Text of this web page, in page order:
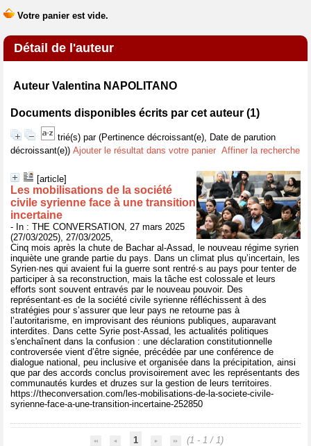
Détail de l'auteur
Auteur Valentina NAPOLITANO
Documents disponibles écrits par cet auteur (1)
trié(s) par (Pertinence décroissant(e), Date de parution
décroissant(e)) Ajouter le résultat dans votre panier Affiner la recherche
[article]
Les mobilisations de la société
civile syrienne face à une transition
incertaine
- In : THE CONVERSATION, 27 mars 2025
(27/03/2025), 27/03/2025,
Cinq mois après la chute de Bachar al-Assad, le nouveau régime syrien
inquiète une grande partie du pays. Dans un climat plus qu’incertain, les
Syrien·nes qui avaient fui la guerre sont rentré·s au pays pour tenter de
participer à sa reconstruction, mais la tâche est colossale et leurs
efforts sont souvent entravés par le nouveau pouvoir. Des
représentant·es de la société civile syrienne réfléchissent à des
stratégies pour s’assurer que leur pays ne retourne pas à
l’autoritarisme, en improvisant des réunions publiques, auparavant
interdites. Dans cette Syrie post-Assad, les actualités politiques
s'enchaînent dans la confusion : une déclaration constitutionnelle
controversée vient d’être signée, précédée par une conférence de
dialogue national, peu inclusive et organisée dans la précipitation, ainsi
que par des accords conclus provisoirement avec les représentants des
communautés kurdes et druzes sur la gestion de leurs territoires.
https://theconversation.com/les-mobilisations-de-la-societe-civile-
syrienne-face-a-une-transition-incertaine-252850
1
(1 - 1 / 1)